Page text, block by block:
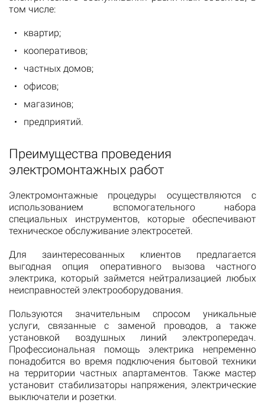
том числе:
квартир;
кооперативов;
частных домов;
офисов;
магазинов;
предприятий.
Преимущества проведения
электромонтажных работ
Электромонтажные процедуры осуществляются с
использованием вспомогательного набора
специальных инструментов, которые обеспечивают
техническое обслуживание электросетей.
Для заинтересованных клиентов предлагается
выгодная опция оперативного вызова частного
электрика, который займется нейтрализацией любых
неисправностей электрооборудования.
Пользуются значительным спросом уникальные
услуги, связанные с заменой проводов, а также
установкой воздушных линий электропередач.
Профессиональная помощь электрика непременно
понадобится во время подключения бытовой техники
на территории частных апартаментов. Также мастер
установит стабилизаторы напряжения, электрические
выключатели и розетки.